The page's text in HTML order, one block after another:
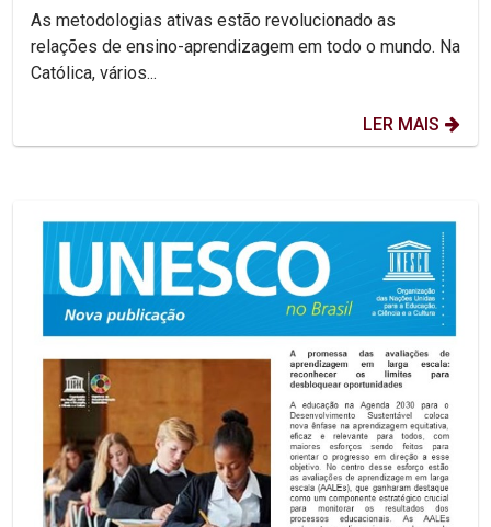
As metodologias ativas estão revolucionado as
relações de ensino-aprendizagem em todo o mundo. Na
Católica, vários...
LER MAIS